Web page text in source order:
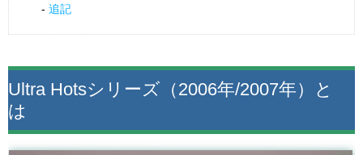
追記
Ultra Hotsシリーズ（2006年/2007年）と
は